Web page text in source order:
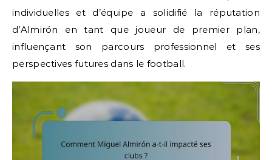
individuelles et d’équipe a solidifié la réputation
d’Almirón en tant que joueur de premier plan,
influençant son parcours professionnel et ses
perspectives futures dans le football.